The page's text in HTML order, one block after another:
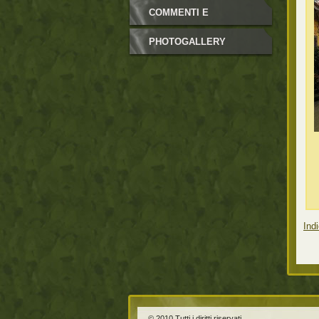
COMMENTI E
NEWSLETTER
PHOTOGALLERY